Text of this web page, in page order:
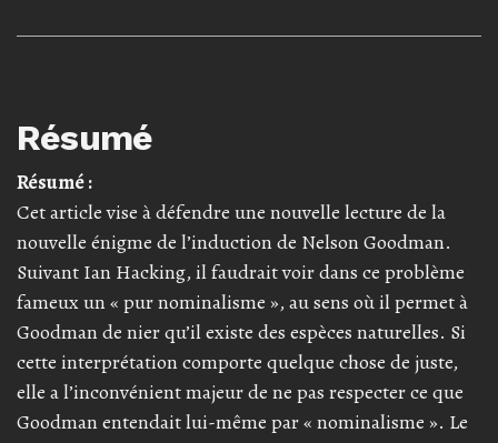
Résumé
Résumé :
Cet article vise à défendre une nouvelle lecture de la
nouvelle énigme de l’induction de Nelson Goodman.
Suivant Ian Hacking, il faudrait voir dans ce problème
fameux un « pur nominalisme », au sens où il permet à
Goodman de nier qu’il existe des espèces naturelles. Si
cette interprétation comporte quelque chose de juste,
elle a l’inconvénient majeur de ne pas respecter ce que
Goodman entendait lui-même par « nominalisme ». Le